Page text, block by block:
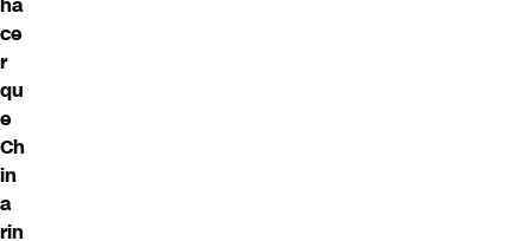
ce
r
qu
e
Ch
in
a
rin